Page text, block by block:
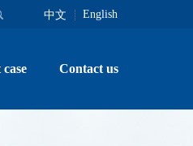
中文 English
Contact us